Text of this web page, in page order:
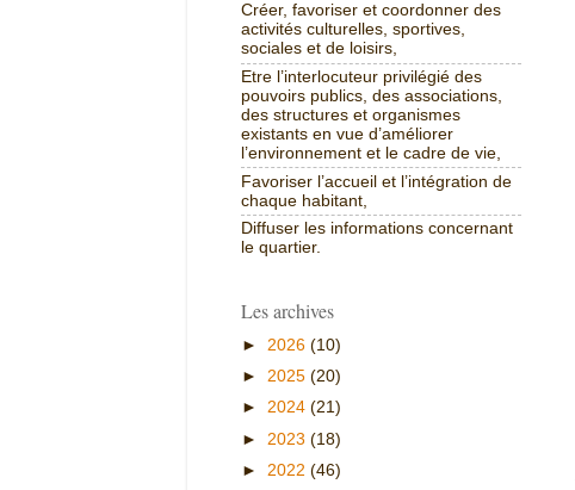
Créer, favoriser et coordonner des
activités culturelles, sportives,
sociales et de loisirs,
Etre l’interlocuteur privilégié des
pouvoirs publics, des associations,
des structures et organismes
existants en vue d’améliorer
l’environnement et le cadre de vie,
Favoriser l’accueil et l’intégration de
chaque habitant,
Diffuser les informations concernant
le quartier.
Les archives
► 2026 (10)
► 2025 (20)
► 2024 (21)
► 2023 (18)
► 2022 (46)